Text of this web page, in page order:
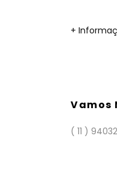
+
Vamos
( 11 )